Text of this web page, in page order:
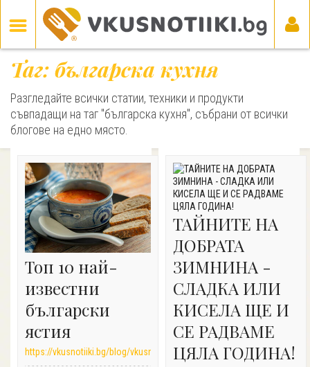
Таг: българска кухня
Разгледайте всички статии, техники и продукти
съвпадащи на таг "българска кухня", събрани от всички
блогове на едно място.
Топ 10 най-
известни
български
ястия
https://vkusnotiiki.bg/blog/vkusnotiiki/
​​​​​​​ТАЙНИТЕ НА
ДОБРАТА
ЗИМНИНА -
СЛАДКА ИЛИ
КИСЕЛА ЩЕ И
СЕ РАДВАМЕ
ЦЯЛА ГОДИНА!